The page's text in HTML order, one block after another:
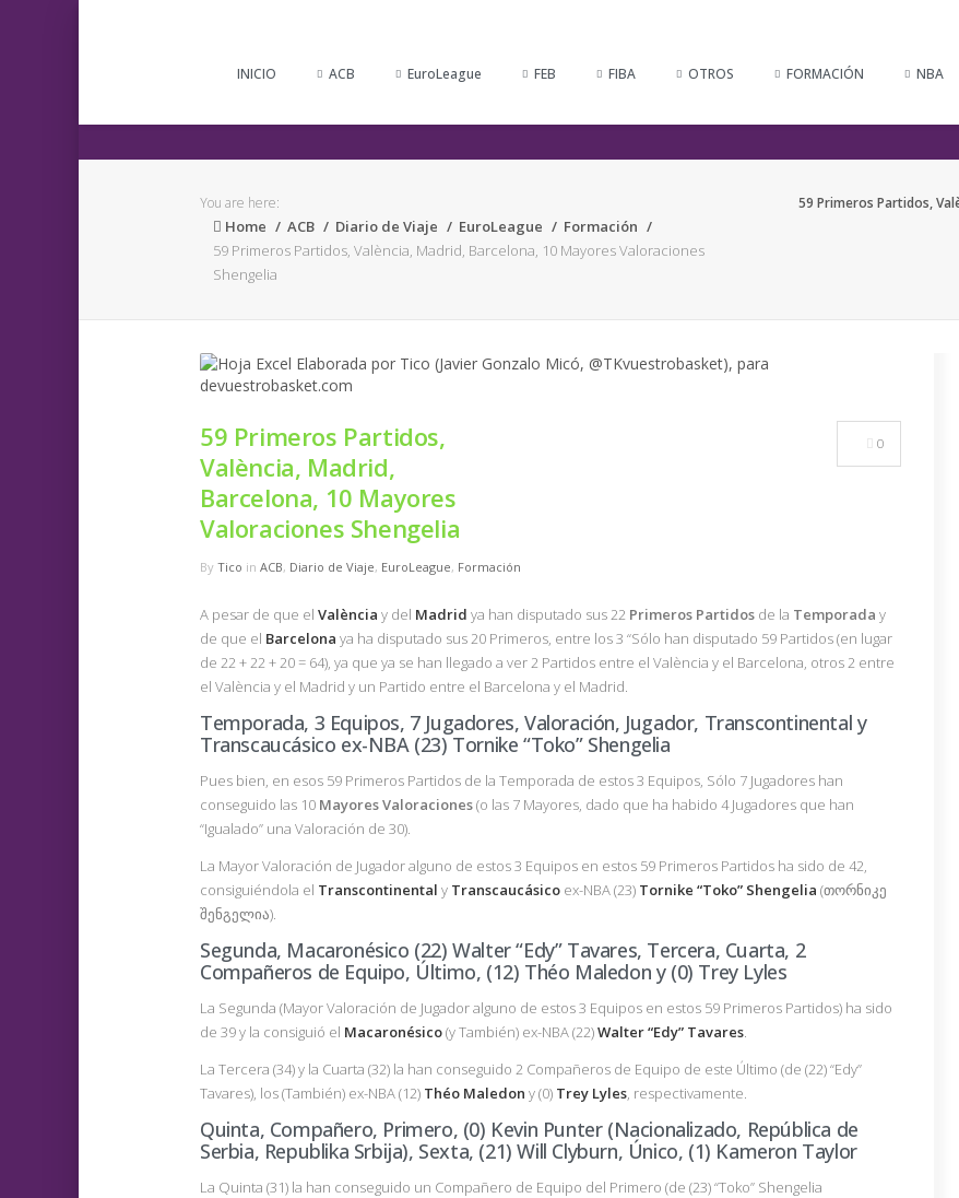
INICIO ACB EuroLeague FEB FIBA OTROS FORMACIÓN NBA
You are here:
Home ACB Diario de Viaje EuroLeague
Formación
59 Primeros Partidos, València, Madrid, Barcelona, 10 Mayores Valoraciones
Shengelia
59 Primeros Partidos,
59 Primeros Partidos,
València, Madrid,
Barcelona, 10 Mayores
Valoraciones Shengelia
By Tico in ACB, Diario de Viaje, EuroLeague, Formación
0
A pesar de que el València y del Madrid ya han disputado sus 22 Primeros Partidos de la Temporada y
de que el Barcelona ya ha disputado sus 20 Primeros, entre los 3 “Sólo han disputado 59 Partidos (en lugar
de 22 + 22 + 20 = 64), ya que ya se han llegado a ver 2 Partidos entre el València y el Barcelona, otros 2 entre
el València y el Madrid y un Partido entre el Barcelona y el Madrid.
Temporada, 3 Equipos, 7 Jugadores, Valoración, Jugador, Transcontinental y
Transcaucásico ex-NBA (23) Tornike “Toko” Shengelia
Pues bien, en esos 59 Primeros Partidos de la Temporada de estos 3 Equipos, Sólo 7 Jugadores han
conseguido las 10 MayoresValoraciones(o las 7 Mayores, dado que ha habido 4 Jugadores que han
“Igualado” una Valoración de 30).
La Mayor Valoración de Jugador alguno de estos 3 Equipos en estos 59 Primeros Partidos ha sido de 42,
consiguiéndola el Transcontinental y Transcaucásico ex-NBA (23) Tornike “Toko” Shengelia (თორნიკე
შენგელია).
Segunda, Macaronésico (22) Walter “Edy” Tavares, Tercera, Cuarta, 2
Compañeros de Equipo, Último, (12) Théo Maledon y (0) Trey Lyles
La Segunda (Mayor Valoración de Jugador alguno de estos 3 Equipos en estos 59 Primeros Partidos) ha sido
de 39 y la consiguió el Macaronésico(y También) ex-NBA (22)Walter “Edy” Tavares.
La Tercera (34) y la Cuarta (32) la han conseguido 2 Compañeros de Equipo de este Último (de (22) “Edy”
Tavares), los (También) ex-NBA (12) Théo Maledon y (0) Trey Lyles, respectivamente.
Quinta, Compañero, Primero, (0) Kevin Punter (Nacionalizado, República de
Serbia, Republika Srbija), Sexta, (21) Will Clyburn, Único, (1) Kameron Taylor
La Quinta (31) la han conseguido un Compañero de Equipo del Primero (de (23) “Toko” Shengelia